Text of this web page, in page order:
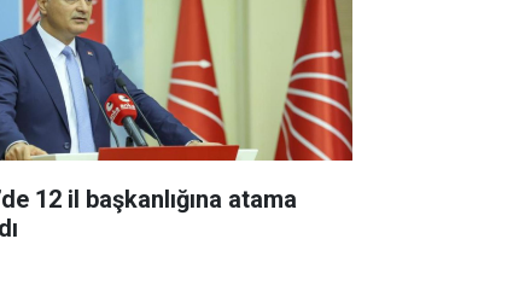
12 il başkanlığına atama